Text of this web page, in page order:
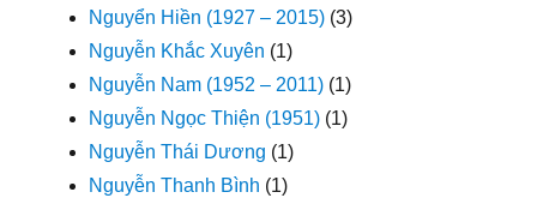
Nguyển Hiền (1927 – 2015) (3)
Nguyễn Khắc Xuyên (1)
Nguyễn Nam (1952 – 2011) (1)
Nguyễn Ngọc Thiện (1951) (1)
Nguyễn Thái Dương (1)
Nguyễn Thanh Bình (1)